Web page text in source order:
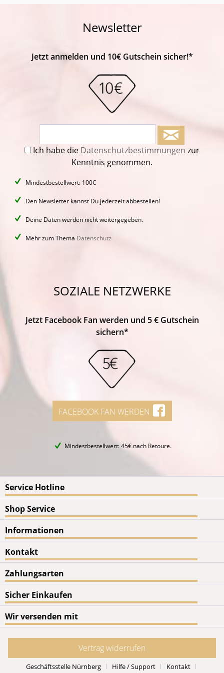
Newsletter
Jetzt anmelden und 10€ Gutschein sicher!*
Ich habe die Datenschutzbestimmungen zur
Kenntnis genommen.
Mindestbestellwert: 100€
Den Newsletter kannst Du jederzeit abbestellen!
Deine Daten werden nicht weitergegeben.
Mehr zum Thema Datenschutz
SOZIALE NETZWERKE
Jetzt Facebook Fan werden und 5 € Gutschein
sichern*
FACEBOOK FAN WERDEN
Mindestbestellwert: 45€ nach Retoure.
Service Hotline
Shop Service
Informationen
Kontakt
Zahlungsarten
Sicher Einkaufen
Wir versenden mit
Vertrag widerrufen
Geschäftsstelle Nürnberg Hilfe / Support Kontakt